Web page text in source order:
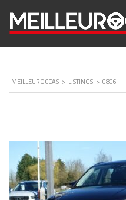
MEILLEUROCCAS > LISTINGS > 0806